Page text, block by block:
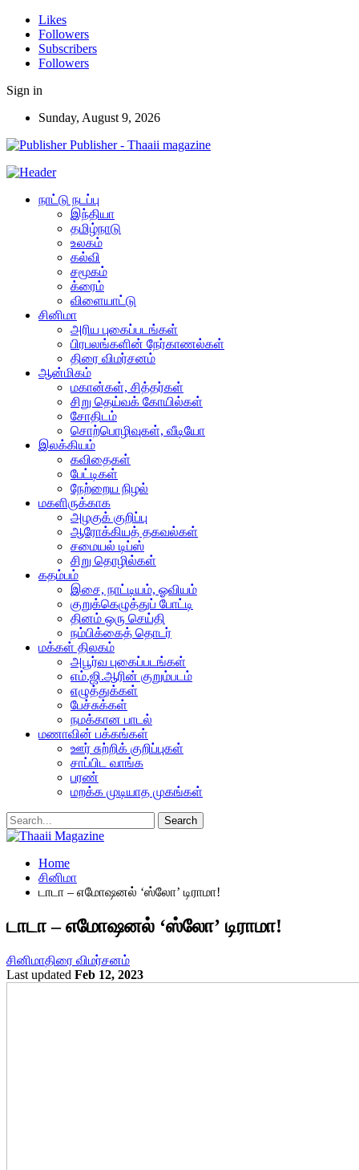
Likes
Followers
Subscribers
Followers
Sign in
Sunday, August 9, 2026
Publisher - Thaaii magazine
நாட்டு நடப்பு
இந்தியா
தமிழ்நாடு
உலகம்
கல்வி
சமூகம்
க்ரைம்
விளையாட்டு
சினிமா
அரிய புகைப்படங்கள்
பிரபலங்களின் நேர்காணல்கள்
திரை விமர்சனம்
ஆன்மிகம்
மகான்கள், சித்தர்கள்
சிறு தெய்வக் கோயில்கள்
சோதிடம்
சொற்பொழிவுகள், வீடியோ
இலக்கியம்
கவிதைகள்
பேட்டிகள்
நேற்றைய நிழல்
மகளிருக்காக
அழகுக் குறிப்பு
ஆரோக்கியத் தகவல்கள்
சமையல் டிப்ஸ்
சிறு தொழில்கள்
கதம்பம்
இசை, நாட்டியம், ஓவியம்
குறுக்கெழுத்துப் போட்டி
தினம் ஒரு செய்தி
நம்பிக்கைத் தொடர்
மக்கள் திலகம்
அபூர்வ புகைப்படங்கள்
எம்.ஜி.ஆரின் குறும்படம்
எழுத்துக்கள்
பேச்சுக்கள்
நமக்கான பாடல்
மணாவின் பக்கங்கள்
ஊர் சுற்றிக் குறிப்புகள்
சாப்பிட வாங்க
பரண்
மறக்க முடியாத முகங்கள்
Home
சினிமா
டாடா – எமோஷனல் ‘ஸ்லோ’ டிராமா!
டாடா – எமோஷனல் ‘ஸ்லோ’ டிராமா!
சினிமாதிரை விமர்சனம்
Last updated Feb 12, 2023